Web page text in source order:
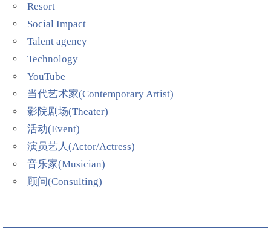
Resort
Social Impact
Talent agency
Technology
YouTube
当代艺术家(Contemporary Artist)
影院剧场(Theater)
活动(Event)
演员艺人(Actor/Actress)
音乐家(Musician)
顾问(Consulting)